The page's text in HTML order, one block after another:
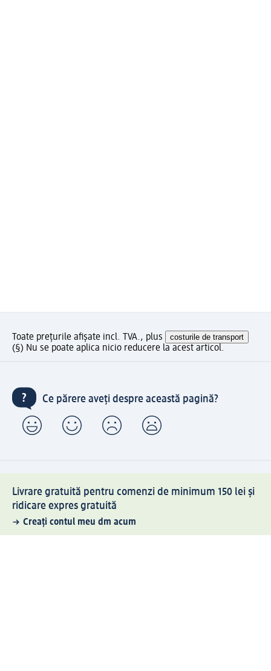
Toate prețurile afișate incl. TVA., plus costurile de transport
(§) Nu se poate aplica nicio reducere la acest articol.
Ce părere aveți despre această pagină?
Livrare gratuită pentru comenzi de minimum 150 lei și
ridicare expres gratuită
Creați contul meu dm acum